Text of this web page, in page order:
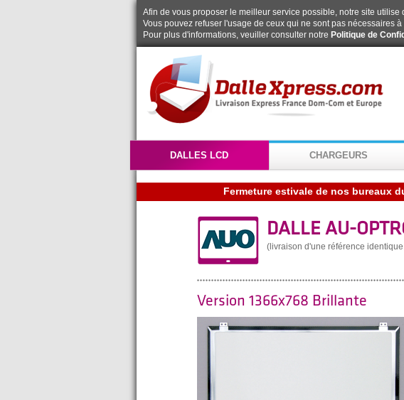
Afin de vous proposer le meilleur service possible, notre site utilise
Vous pouvez refuser l'usage de ceux qui ne sont pas nécessaires
Pour plus d'informations, veuiller consulter notre Politique de
DALLES LCD CHARGEURS
Fermeture estivale de nos bureaux
DALLE AU-
(livraison d'une référence
Version 1366x768 Brillante